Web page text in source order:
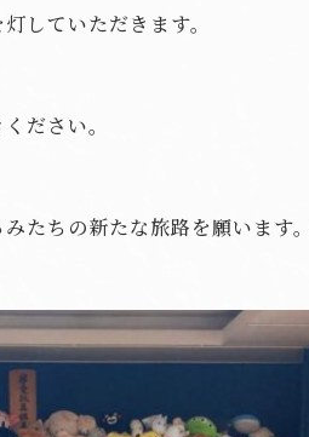
していただきます。
ださい。
たちの新たな旅路を願います